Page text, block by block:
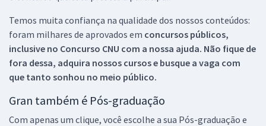
Temos muita confiança na qualidade dos nossos conteúdos:
foram milhares de aprovados em concursos públicos,
inclusive no Concurso CNU com a nossa ajuda. Não fique de
fora dessa, adquira nossos cursos e busque a vaga com
que tanto sonhou no meio público.
Gran também é Pós-graduação
Com apenas um clique, você escolhe a sua Pós-graduação e